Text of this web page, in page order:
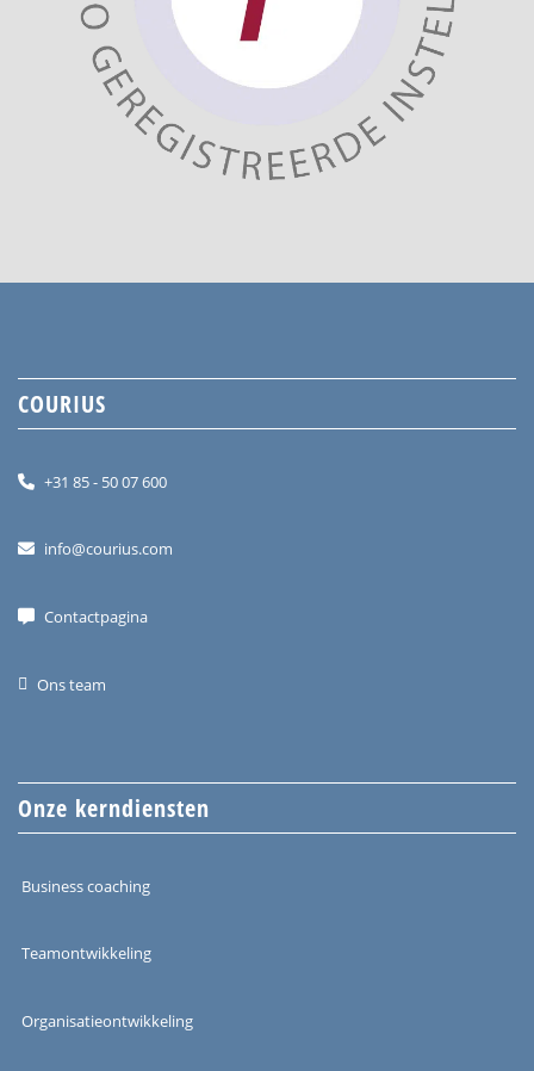
COURIUS
+31 85 - 50 07 600
info@courius.com
Contactpagina
Ons team
Onze kerndiensten
Business coaching
Teamontwikkeling
Organisatieontwikkeling